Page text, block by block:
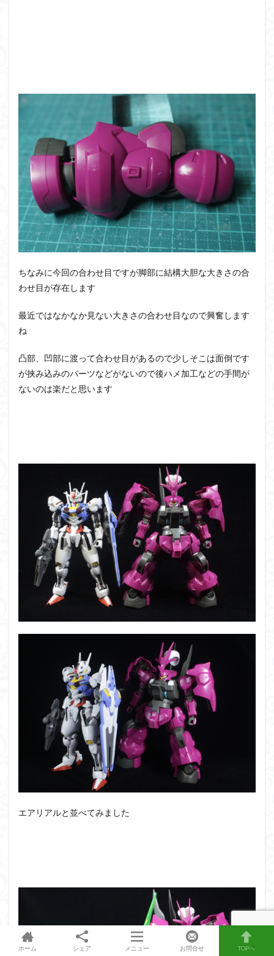
ちなみに今回の合わせ目ですが脚部に結構大胆な大きさの合
わせ目が存在します
最近ではなかなか見ない大きさの合わせ目なので興奮します
ね
凸部、凹部に渡って合わせ目があるので少しそこは面倒です
が挟み込みのパーツなどがないので後ハメ加工などの手間が
ないのは楽だと思います
エアリアルと並べてみました
ホーム シェア メニュー お問合せ TOPへ